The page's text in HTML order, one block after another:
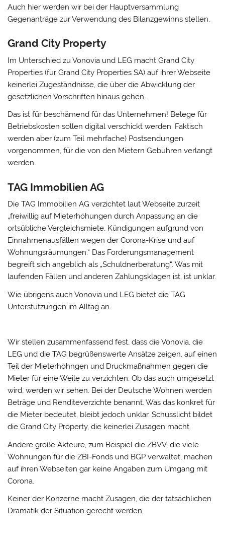
Auch hier werden wir bei der Hauptversammlung
Gegenanträge zur Verwendung des Bilanzgewinns stellen.
Grand City Property
Im Unterschied zu Vonovia und LEG macht Grand City
Properties (für Grand City Properties SA) auf ihrer Webseite
keinerlei Zugeständnisse, die über die Abwicklung der
gesetzlichen Vorschriften hinaus gehen.
Das ist für beschämend für das Unternehmen! Belege für
Betriebskosten sollen digital verschickt werden. Faktisch
werden aber (zum Teil mehrfache) Postsendungen
vorgenommen, für die von den Mietern Gebühren verlangt
werden.
TAG Immobilien AG
Die TAG Immobilien AG verzichtet laut Webseite zurzeit
„freiwillig auf Mieterhöhungen durch Anpassung an die
ortsübliche Vergleichsmiete, Kündigungen aufgrund von
Einnahmenausfällen wegen der Corona-Krise und auf
Wohnungsräumungen.“ Das Forderungsmanagement
begreift sich angeblich als „Schuldnerberatung“. Was mit
laufenden Fällen und anderen Zahlungsklagen ist, ist unklar.
Wie übrigens auch Vonovia und LEG bietet die TAG
Unterstützungen im Alltag an.
Wir stellen zusammenfassend fest, dass die Vonovia, die
LEG und die TAG begrüßenswerte Ansätze zeigen, auf einen
Teil der Mieterhöhngen und Druckmaßnahmen gegen die
Mieter für eine Weile zu verzichten. Ob das auch umgesetzt
wird, werden wir sehen. Bei der Deutsche Wohnen werden
Beträge und Renditeverzichte benannt. Was das konkret für
die Mieter bedeutet, bleibt jedoch unklar. Schusslicht bildet
die Grand City Property, die keinerlei Zusagen macht.
Andere große Akteure, zum Beispiel die ZBVV, die viele
Wohnungen für die ZBI-Fonds und BGP verwaltet, machen
auf ihren Webseiten gar keine Angaben zum Umgang mit
Corona.
Keiner der Konzerne macht Zusagen, die der tatsächlichen
Dramatik der Situation gerecht werden.